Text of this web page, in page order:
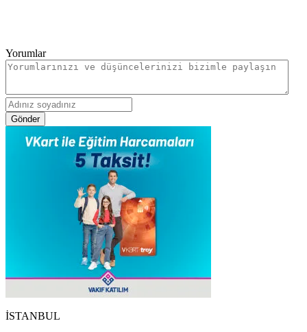
Yorumlar
Gönder
İSTANBUL